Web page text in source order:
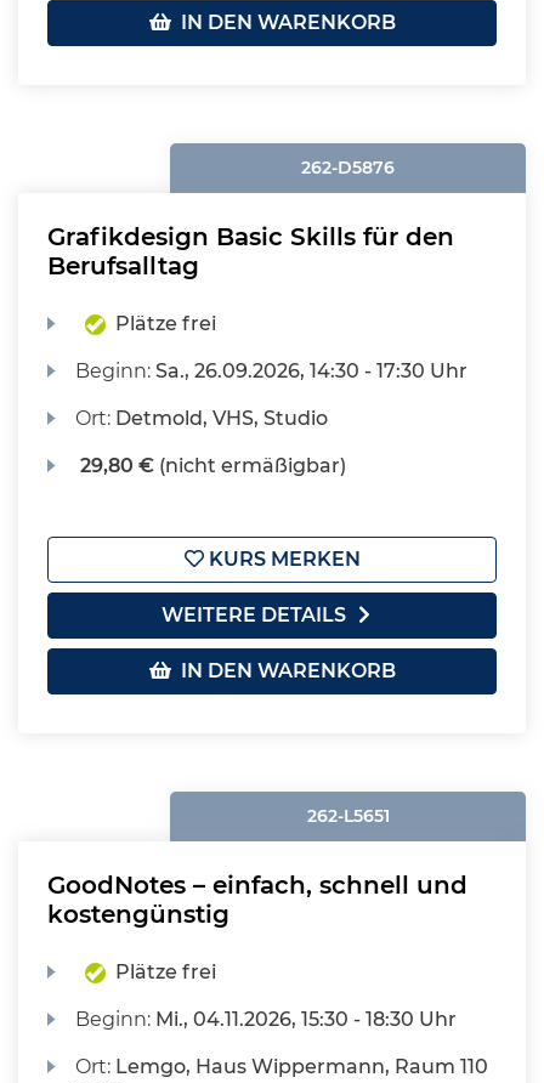
IN DEN WARENKORB
262-D5876
Grafikdesign Basic Skills für den
Berufsalltag
Plätze frei
Beginn:Sa., 26.09.2026, 14:30 - 17:30 Uhr
Ort: Detmold, VHS, Studio
29,80 € (nicht ermäßigbar)
KURS MERKEN
WEITERE DETAILS
IN DEN WARENKORB
262-L5651
GoodNotes – einfach, schnell und
kostengünstig
Plätze frei
Beginn: Mi., 04.11.2026, 15:30 - 18:30 Uhr
Ort: Lemgo, Haus Wippermann, Raum 110